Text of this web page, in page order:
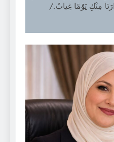
مِنْكِ يَوْمًا غِيابُ./